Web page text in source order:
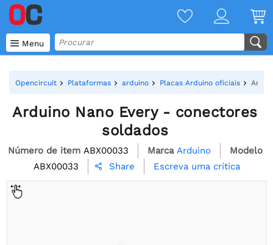
 Menu
Opencircuit Plataformas arduino Placas Arduino oficiais
Arduino Nano Every - conectores
soldados
Número de item ABX00033 Marca Arduino
Modelo
ABX00033
 Share Escreva uma crítica